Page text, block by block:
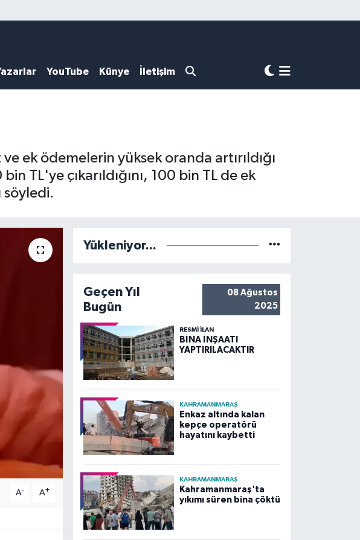
YouTube Künye İletişim
ek ödemelerin yüksek oranda artırıldığı
TL'ye çıkarıldığını, 100 bin TL de ek
A- A+
Yükleniyor...
Geçen Yıl
Bugün
08 Ağustos
2025
RESMİ İLAN
BİNA İNŞAATI
YAPTIRILACAKTIR
KAHRAMANMARAŞ
Enkaz altında kalan
kepçe operatörü
hayatını kaybetti
KAHRAMANMARAŞ
Kahramanmaraş'ta
yıkımı süren bina çöktü